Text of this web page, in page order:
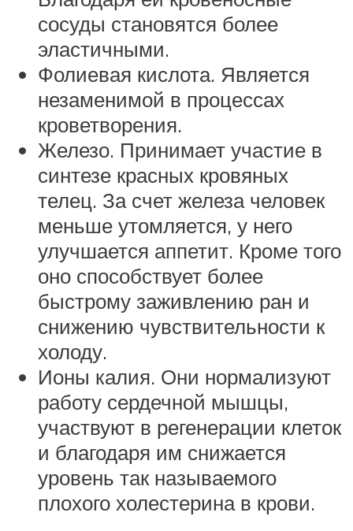
сосуды становятся более
эластичными.
Фолиевая кислота. Является
незаменимой в процессах
кроветворения.
Железо. Принимает участие в
синтезе красных кровяных
телец. За счет железа человек
меньше утомляется, у него
улучшается аппетит. Кроме того
оно способствует более
быстрому заживлению ран и
снижению чувствительности к
холоду.
Ионы калия. Они нормализуют
работу сердечной мышцы,
участвуют в регенерации клеток
и благодаря им снижается
уровень так называемого
плохого холестерина в крови.